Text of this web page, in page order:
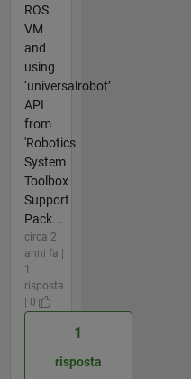
ROS
VM
and
using
‘universalrobot’
API
from
'Robotics
System
Toolbox
Support
Pack...
circa 2
anni fa |
1
risposta
| 0
1
risposta